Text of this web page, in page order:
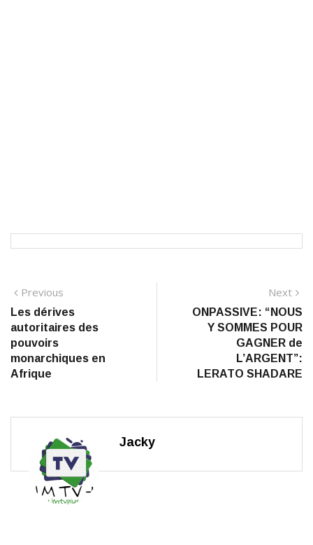
Navigation
de
l’article
Previous
post:
Les dérives
autoritaires des
pouvoirs
monarchiques en
Afrique
Next
ONPASSIVE: “NOUS
Y SOMMES POUR
GAGNER de
L’ARGENT”:
LERATO SHADARE
Jacky